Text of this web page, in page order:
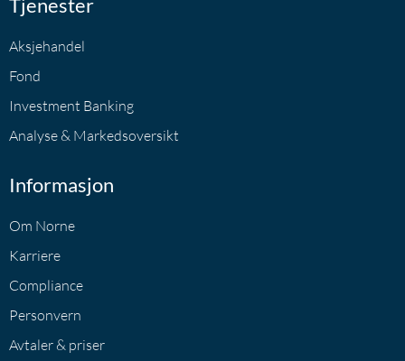
Tjenester
Aksjehandel
Fond
Investment Banking
Analyse & Markedsoversikt
Informasjon
Om Norne
Karriere
Compliance
Personvern
Avtaler & priser